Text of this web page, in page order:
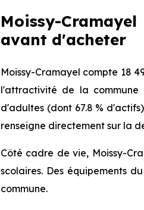
Moissy-
avant d'acheter
Moissy-Cramayel compte 18
l'attractivité de la commune
d'adultes (dont 67.8 %
renseigne directement sur la
Côté cadre de vie, Moissy-
scolaires. Des équipements
commune.